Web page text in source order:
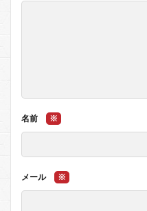
名前 ※
メール ※